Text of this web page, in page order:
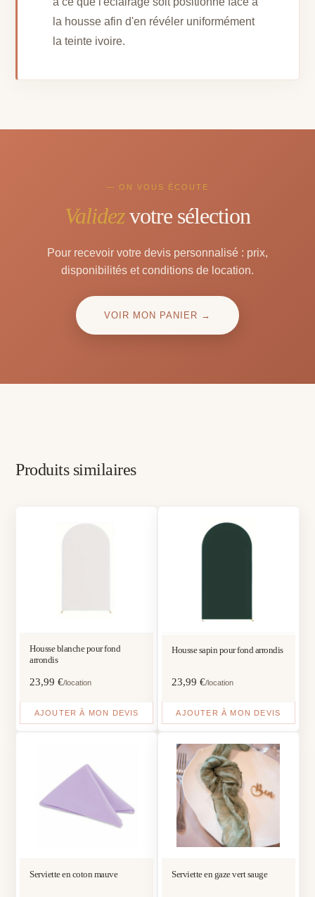
la housse afin d'en révéler uniformément
la teinte ivoire.
— ON VOUS ÉCOUTE
Validezvotre sélection
Pour recevoir votre devis personnalisé : prix,
disponibilités et conditions de location.
VOIR MON PANIER →
Produits similaires
Housse blanche pour fond
arrondis
23,99€/location
AJOUTER À MON DEVIS
Housse sapin pour fond arrondis
23,99 €/location
AJOUTER À MON DEVIS
Serviette en coton mauve Serviette en gaze vert sauge